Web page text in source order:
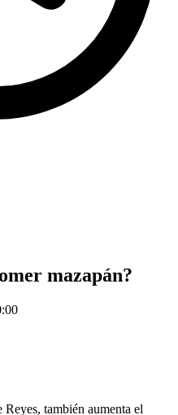
mazapán?
Reyes, también aumenta el